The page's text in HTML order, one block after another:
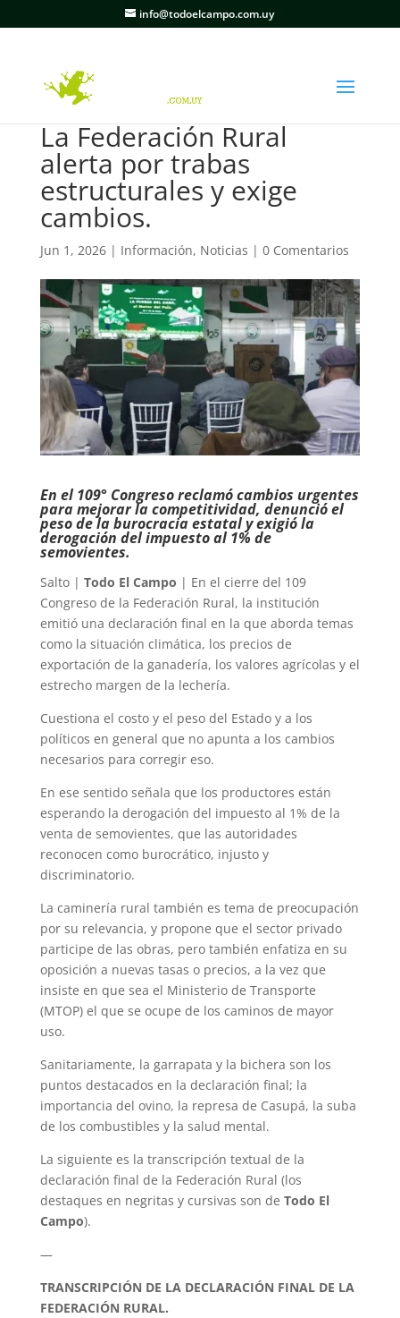
info@todoelcampo.com.uy
La Federación Rural
alerta por trabas
estructurales y exige
cambios.
Jun 1, 2026| Información, Noticias | 0 Comentarios
En el 109° Congreso reclamó cambios urgentes
para mejorar la competitividad, denunció el
peso de la burocracia estatal y exigió la
derogación del impuesto al 1% de
semovientes.
Salto | Todo El Campo | En el cierre del 109
Congreso de la Federación Rural, la institución
emitió una declaración final en la que aborda temas
como la situación climática, los precios de
exportación de la ganadería, los valores agrícolas y el
estrecho margen de la lechería.
Cuestiona el costo y el peso del Estado y a los
políticos en general que no apunta a los cambios
necesarios para corregir eso.
En ese sentido señala que los productores están
esperando la derogación del impuesto al 1% de la
venta de semovientes, que las autoridades
reconocen como burocrático, injusto y
discriminatorio.
La caminería rural también es tema de preocupación
por su relevancia, y propone que el sector privado
participe de las obras, pero también enfatiza en su
oposición a nuevas tasas o precios, a la vez que
insiste en que sea el Ministerio de Transporte
(MTOP) el que se ocupe de los caminos de mayor
uso.
Sanitariamente, la garrapata y la bichera son los
puntos destacados en la declaración final; la
importancia del ovino, la represa de Casupá, la suba
de los combustibles y la salud mental.
La siguiente es la transcripción textual de la
declaración final de la Federación Rural (los
destaques en negritas y cursivas son de Todo El
Campo).
—
TRANSCRIPCIÓN DE LA DECLARACIÓN FINAL DE LA
FEDERACIÓN RURAL.